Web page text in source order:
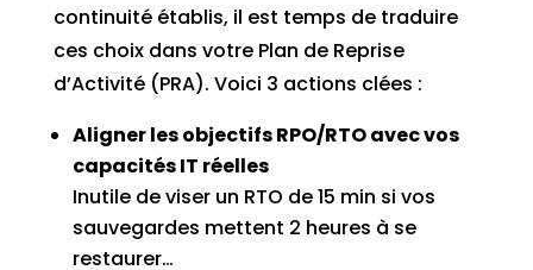
continuité établis, il est temps de traduire
ces choix dans votre Plan de Reprise
d’Activité (PRA). Voici 3 actions clées :
Aligner les objectifs RPO/RTO avec vos
capacités IT réelles
Inutile de viser un RTO de 15 min si vos
sauvegardes mettent 2 heures à se
restaurer…